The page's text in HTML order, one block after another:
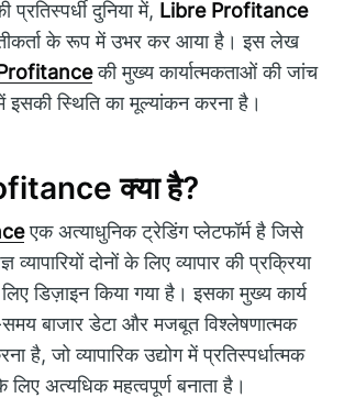
प्रतिस्पर्धी दुनिया में, Libre Profitance
के रूप में उभर कर आया है। इस लेख
की मुख्य कार्यात्मकताओं की जांच
इसकी स्थिति का मूल्यांकन करना है।
क्या है?
एक अत्याधुनिक ट्रेडिंग प्लेटफॉर्म है जिसे
व्यापारियों दोनों के लिए व्यापार की प्रक्रिया
डिज़ाइन किया गया है। इसका मुख्य कार्य
बाजार डेटा और मजबूत विश्लेषणात्मक
है, जो व्यापारिक उद्योग में प्रतिस्पर्धात्मक
लिए अत्यधिक महत्वपूर्ण बनाता है।